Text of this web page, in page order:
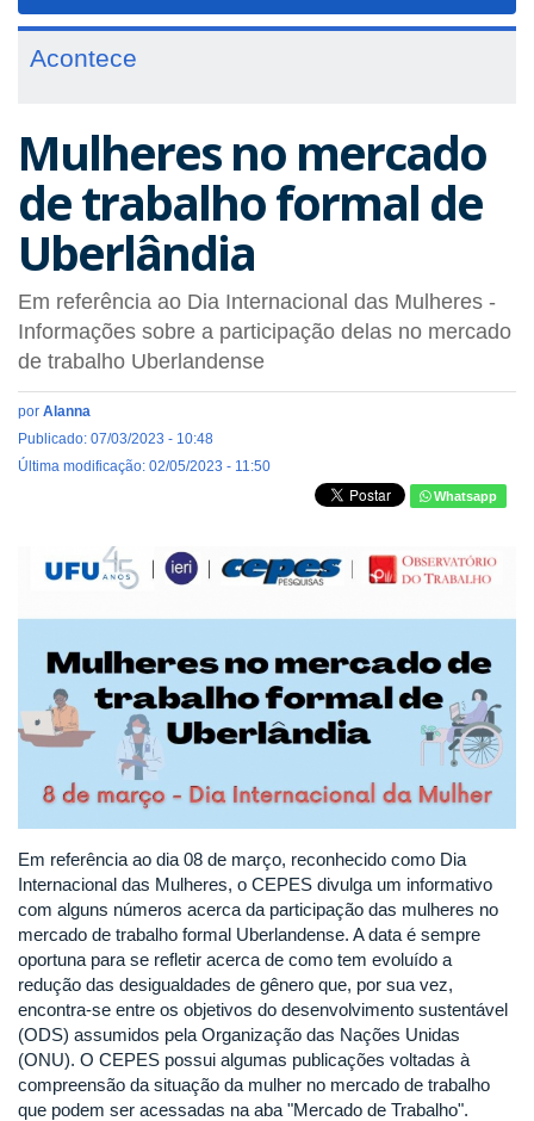
Acontece
Mulheres no mercado
de trabalho formal de
Uberlândia
Em referência ao Dia Internacional das Mulheres -
Informações sobre a participação delas no mercado
de trabalho Uberlandense
por Alanna
Publicado: 07/03/2023 - 10:48
Última modificação: 02/05/2023 - 11:50
Whatsapp
Em referência ao dia 08 de março, reconhecido como Dia
Internacional das Mulheres, o CEPES divulga um informativo
com alguns números acerca da participação das mulheres no
mercado de trabalho formal Uberlandense. A data é sempre
oportuna para se refletir acerca de como tem evoluído a
redução das desigualdades de gênero que, por sua vez,
encontra-se entre os objetivos do desenvolvimento sustentável
(ODS) assumidos pela Organização das Nações Unidas
(ONU). O CEPES possui algumas publicações voltadas à
compreensão da situação da mulher no mercado de trabalho
que podem ser acessadas na aba "Mercado de Trabalho".